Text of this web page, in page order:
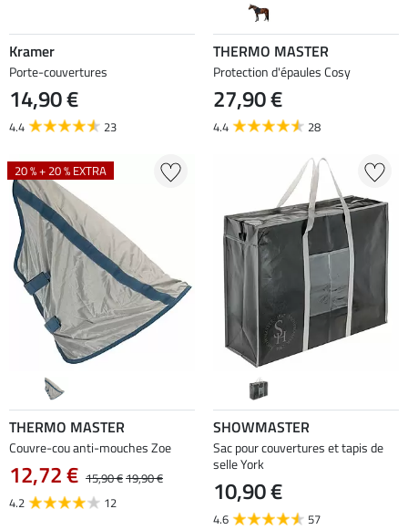
Kramer
Porte-couvertures
14,90 €
4.4 23
THERMO MASTER
Protection d'épaules Cosy
27,90 €
4.4 28
20 % + 20 % EXTRA
THERMO MASTER
Couvre-cou anti-mouches Zoe
12,72 € 15,90 €19,90 €
4.2
12
SHOWMASTER
Sac pour couvertures et tapis de
selle York
10,90 €
4.6 57